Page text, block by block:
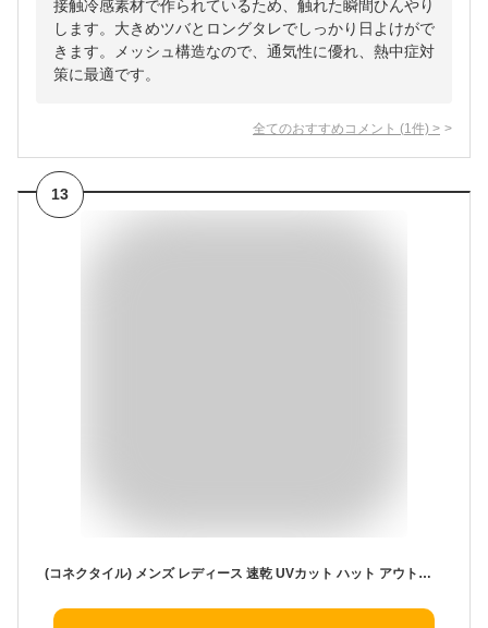
接触冷感素材で作られているため、触れた瞬間ひんやり
します。大きめツバとロングタレでしっかり日よけがで
きます。メッシュ構造なので、通気性に優れ、熱中症対
策に最適です。
全てのおすすめコメント (1 件) >
13
(コネクタイル) メンズ レディース 速乾 UVカット ハット アウトドア 日よけ帽子 サファリハット 夏 農作業用 帽子 釣り帽 ネックカバー ライトグレー